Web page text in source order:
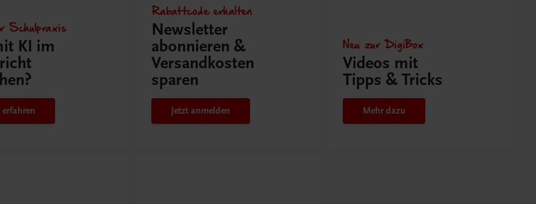
Schulpraxis
KI im
erfahren
Rabattcode erhalten
Newsletter
abonnieren &
Versandkosten
sparen
Jetzt anmelden
Neu zur DigiBox
Videos mit
Tipps & Tricks
Mehr dazu